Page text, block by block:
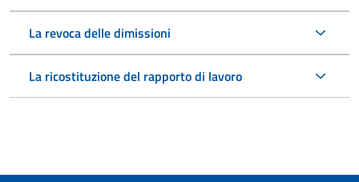
La revoca delle dimissioni
La ricostituzione del rapporto di lavoro